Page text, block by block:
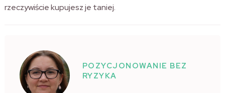
rzeczywiście kupujesz je taniej.
POZYCJONOWANIE BEZ
RYZYKA